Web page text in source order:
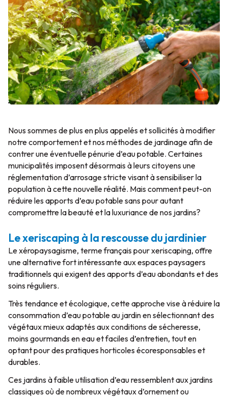
Texte par Hélène Baril – Horticultrice, conférencière &
Nous sommes de plus en plus appelés et sollicités à modifier
notre comportement et nos méthodes de jardinage afin de
contrer une éventuelle pénurie d’eau potable. Certaines
municipalités imposent désormais à leurs citoyens une
réglementation d’arrosage stricte visant à sensibiliser la
population à cette nouvelle réalité. Mais comment peut-on
réduire les apports d’eau potable sans pour autant
compromettre la beauté et la luxuriance de nos jardins?
Le xeriscaping à la rescousse du jardinier
Le xéropaysagisme, terme français pour xeriscaping, offre
une alternative fort intéressante aux espaces paysagers
traditionnels qui exigent des apports d’eau abondants et des
soins réguliers.
Très tendance et écologique, cette approche vise à réduire la
consommation d’eau potable au jardin en sélectionnant des
végétaux mieux adaptés aux conditions de sécheresse,
moins gourmands en eau et faciles d’entretien, tout en
optant pour des pratiques horticoles écoresponsables et
durables.
Ces jardins à faible utilisation d’eau ressemblent aux jardins
classiques où de nombreux végétaux d’ornement ou